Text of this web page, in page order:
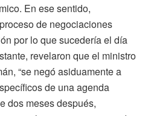
En ese sentido,
de negociaciones
por lo que sucedería el día
revelaron que el ministro
“se negó asiduamente a
de una agenda
dos meses después,